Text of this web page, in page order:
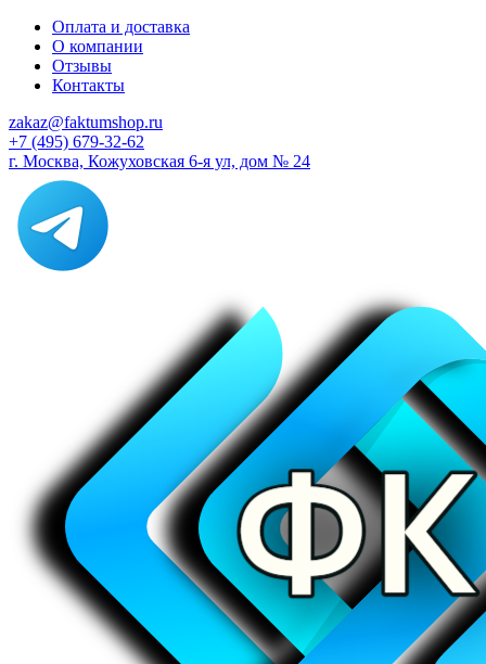
Оплата и доставка
О компании
Отзывы
Контакты
zakaz@faktumshop.ru
+7 (495) 679-32-62
г. Москва, Кожуховская 6-я ул, дом № 24